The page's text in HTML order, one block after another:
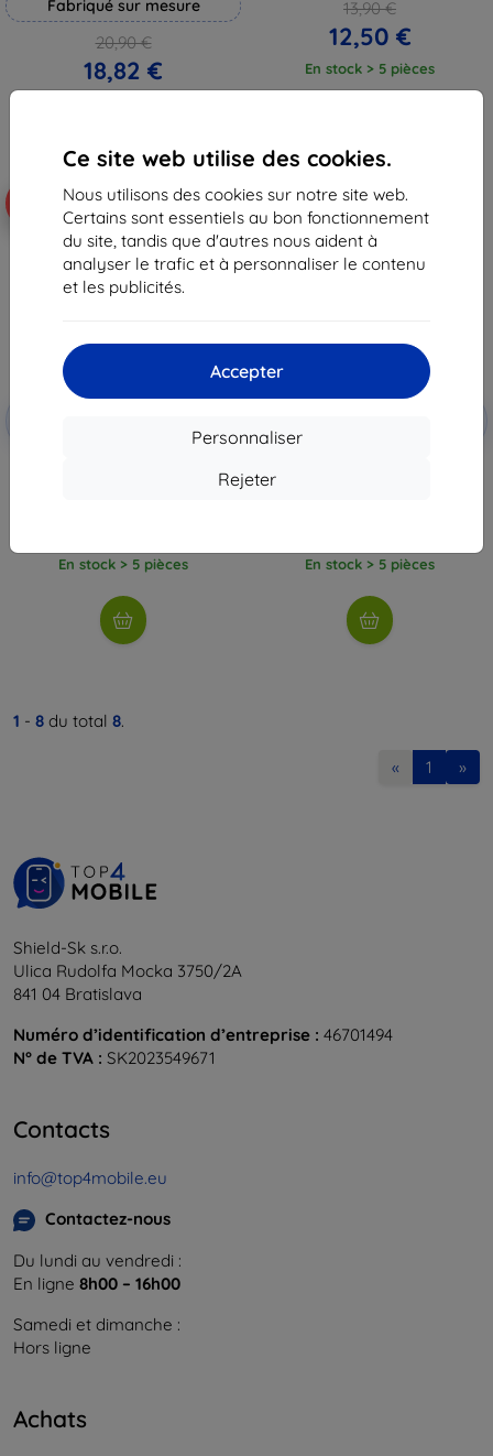
Ce site web utilise des cookies.
Nous utilisons des cookies sur notre site web.
Certains sont essentiels au bon fonctionnement
du site, tandis que d'autres nous aident à
analyser le trafic et à personnaliser le contenu
et les publicités.
Accepter
Personnaliser
Rejeter
Fabriqué sur mesure
20,90 €
18,82 €
13,90 €
12,50 €
En stock > 5 pièces
Réduction
En stock > 5 pièces
-10%
Réduction
En stock > 5 pièces
1 - 8 du total 8.
« 1 »
Shield-Sk s.r.o.
Ulica Rudolfa Mocka 3750/2A
841 04 Bratislava
Numéro d’identification d’entreprise : 46701494
N° de TVA : SK2023549671
Contacts
info@top4mobile.eu
Contactez-nous
Du lundi au vendredi :
En ligne 8h00 – 16h00
Samedi et dimanche :
Hors ligne
Achats